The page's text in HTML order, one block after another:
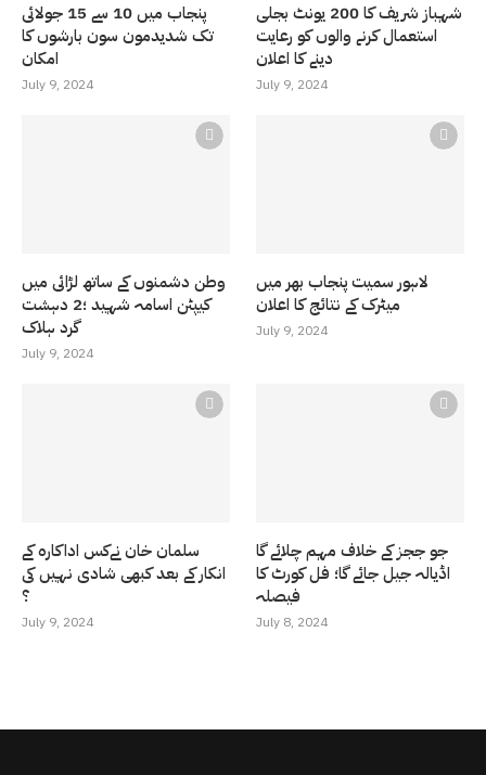
پنجاب میں 10 سے 15 جولائی
تک شدیدمون سون بارشوں کا
امکان
July 9, 2024
شہباز شریف کا 200 یونٹ بجلی
استعمال کرنے والوں کو رعایت
دینے کا اعلان
July 9, 2024
وطن دشمنوں کے ساتھ لڑائی میں
کیپٹن اسامہ شہید ؛2 دہشت
گرد ہلاک
July 9, 2024
لاہور سمیت پنجاب بھر میں
میٹرک کے نتائج کا اعلان
July 9, 2024
سلمان خان نےکس اداکارہ کے
انکار کے بعد کبھی شادی نہیں کی
؟
July 9, 2024
جو ججز کے خلاف مہم چلائے گا
اڈیالہ جیل جائے گا؛ فل کورٹ کا
فیصلہ
July 8, 2024